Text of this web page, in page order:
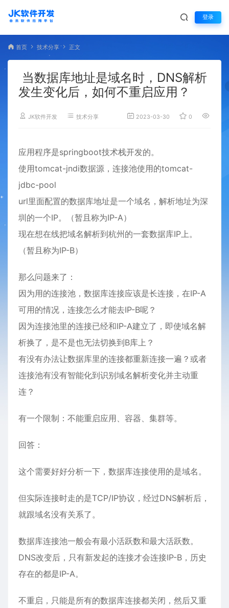
登录
首页 技术分享 正文
当数据库地址是域名时，DNS解析
发生变化后，如何不重启应用？
JK软件开发 技术分享 2023-03-30 0
应用程序是springboot技术栈开发的。
使用tomcat-jndi数据源，连接池使用的tomcat-
jdbc-pool
url里面配置的数据库地址是一个域名，解析地址为深
圳的一个IP。（暂且称为IP-A）
现在想在线把域名解析到杭州的一套数据库IP上。
（暂且称为IP-B）
那么问题来了：
因为用的连接池，数据库连接应该是长连接，在IP-A
可用的情况，连接怎么才能去IP-B呢？
因为连接池里的连接已经和IP-A建立了，即使域名解
析换了，是不是也无法切换到B库上？
有没有办法让数据库里的连接都重新连接一遍？或者
连接池有没有智能化到识别域名解析变化并主动重
连？
有一个限制：不能重启应用、容器、集群等。
回答：
这个需要好好分析一下，数据库连接使用的是域名。
但实际连接时走的是TCP/IP协议，经过DNS解析后，
就跟域名没有关系了。
数据库连接池一般会有最小活跃数和最大活跃数。
DNS改变后，只有新发起的连接才会连接IP-B，历史
存在的都是IP-A。
不重启，只能是所有的数据库连接都关闭，然后又重